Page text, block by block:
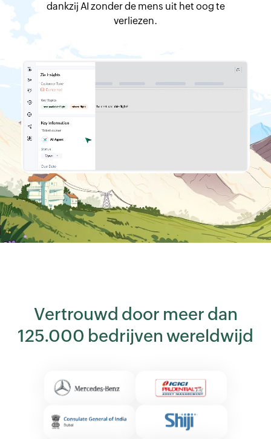
dankzij AI zonder de mens uit het oog te
verliezen.
Vertrouwd door meer dan
125.000 bedrijven wereldwijd